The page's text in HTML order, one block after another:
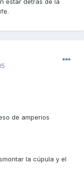
estar detrás de la
de amperios
la cúpula y el